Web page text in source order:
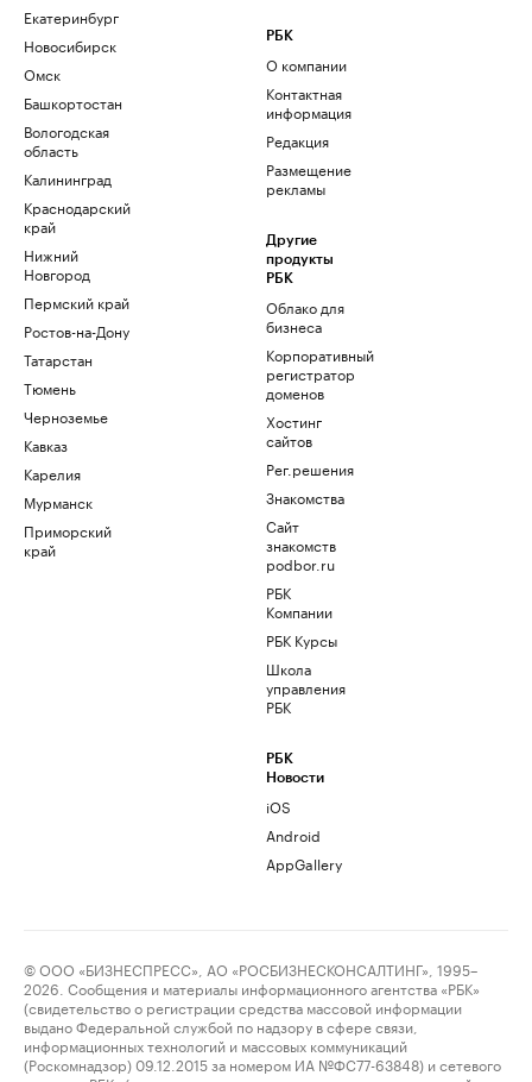
Екатеринбург
Новосибирск
Омск
Башкортостан
Вологодская
область
Калининград
Краснодарский
край
Нижний
Новгород
Пермский край
Ростов-на-Дону
Татарстан
Тюмень
Черноземье
Кавказ
Карелия
Мурманск
Приморский
край
РБК
О компании
Контактная
информация
Редакция
Размещение
рекламы
Другие
продукты
РБК
Облако для
бизнеса
Корпоративный
регистратор
доменов
Хостинг
сайтов
Рег.решения
Знакомства
Сайт
знакомств
podbor.ru
РБК
Компании
РБК Курсы
Школа
управления
РБК
РБК
Новости
iOS
Android
AppGallery
© ООО «БИЗНЕСПРЕСС», АО «РОСБИЗНЕСКОНСАЛТИНГ», 1995–
2026. Сообщения и материалы информационного агентства «РБК»
(свидетельство о регистрации средства массовой информации
выдано Федеральной службой по надзору в сфере связи,
информационных технологий и массовых коммуникаций
(Роскомнадзор) 09.12.2015 за номером ИА №ФС77-63848) и сетевого